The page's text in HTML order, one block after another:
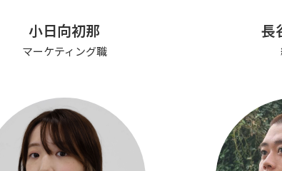
小日向初那
マーケティング職
長